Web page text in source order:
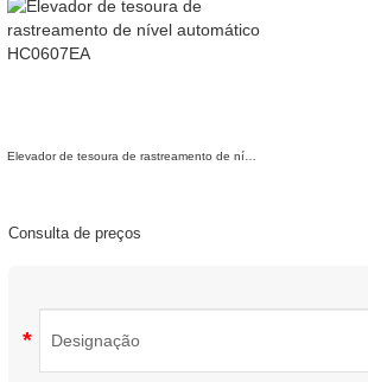
Consulta de preços